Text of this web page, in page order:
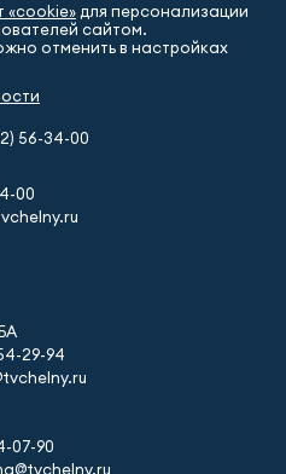
«cookie»для персонализации
сайтом.
отменить в настройках
56-34-00
00
29-94
07-90